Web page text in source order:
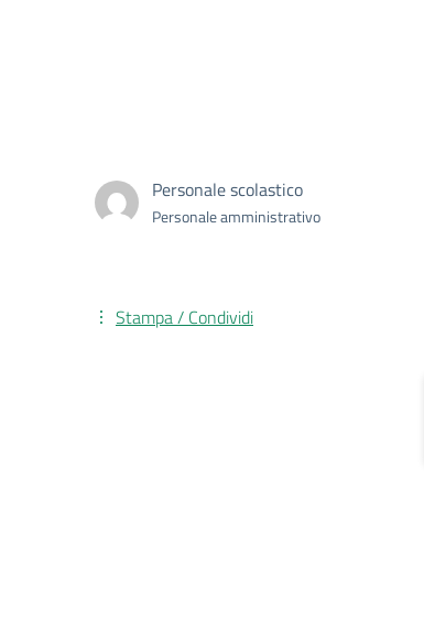
Personale scolastico
Personale amministrativo
Stampa / Condividi